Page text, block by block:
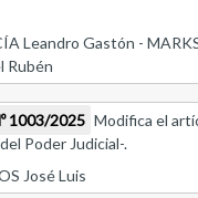
Leandro Gastón -
Rubén
1003/2025 Modifica el
Poder Judicial-.
José Luis